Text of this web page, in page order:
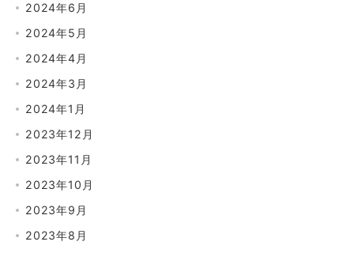
2024年6月
2024年5月
2024年4月
2024年3月
2024年1月
2023年12月
2023年11月
2023年10月
2023年9月
2023年8月